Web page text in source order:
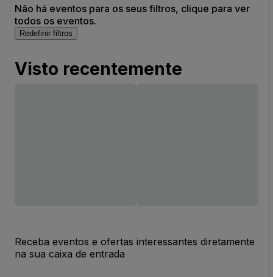
Não há eventos para os seus filtros, clique para ver
todos os eventos.
Redefinir filtros
Visto recentemente
Receba eventos e ofertas interessantes diretamente
na sua caixa de entrada